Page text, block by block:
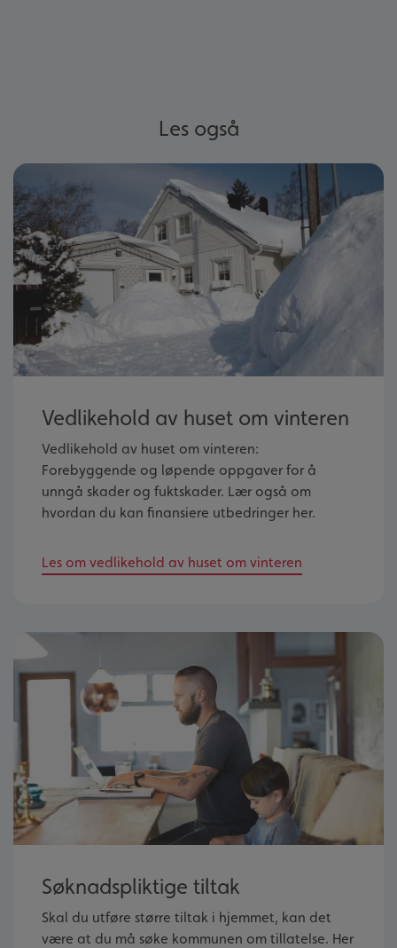
Les også
Vedlikehold av huset om vinteren
Vedlikehold av huset om vinteren:
Forebyggende og løpende oppgaver for å
unngå skader og fuktskader. Lær også om
hvordan du kan finansiere utbedringer her.
Les om vedlikehold av huset om vinteren
Søknadspliktige tiltak
Skal du utføre større tiltak i hjemmet, kan det
være at du må søke kommunen om tillatelse. Her